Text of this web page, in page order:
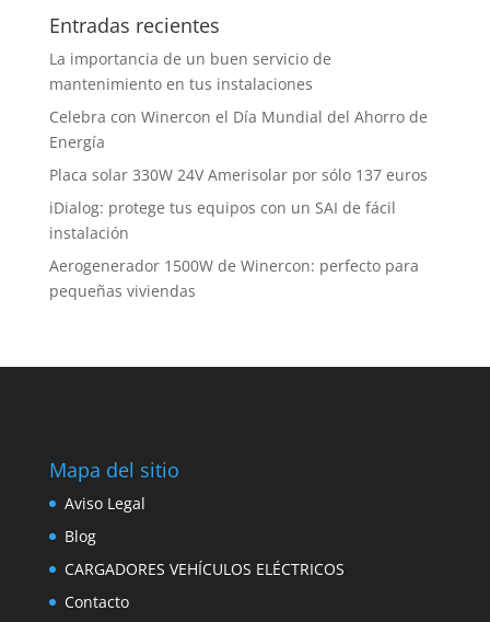
Entradas recientes
La importancia de un buen servicio de
mantenimiento en tus instalaciones
Celebra con Winercon el Día Mundial del Ahorro de
Energía
Placa solar 330W 24V Amerisolar por sólo 137 euros
iDialog: protege tus equipos con un SAI de fácil
instalación
Aerogenerador 1500W de Winercon: perfecto para
pequeñas viviendas
Mapa del sitio
Aviso Legal
Blog
CARGADORES VEHÍCULOS ELÉCTRICOS
Contacto